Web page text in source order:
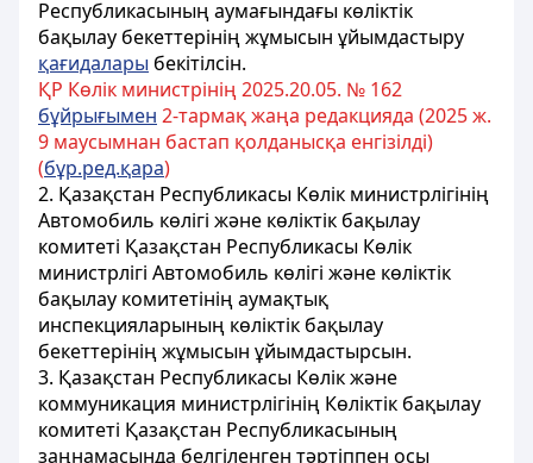
Республикасының аумағындағы көліктік
бақылау бекеттерінің жұмысын ұйымдастыру
қағидалары бекітілсін.
ҚР Көлік министрінің 2025.20.05. № 162
бұйрығымен 2-тармақ жаңа редакцияда (2025 ж.
9 маусымнан бастап қолданысқа енгізілді)
(бұр.ред.қара)
2. Қазақстан Республикасы Көлік министрлігінің
Автомобиль көлігі және көліктік бақылау
комитеті Қазақстан Республикасы Көлік
министрлігі Автомобиль көлігі және көліктік
бақылау комитетінің аумақтық
инспекцияларының көліктік бақылау
бекеттерінің жұмысын ұйымдастырсын.
3. Қазақстан Республикасы Көлік және
коммуникация министрлігінің Көліктік бақылау
комитеті Қазақстан Республикасының
заңнамасында белгіленген тәртіппен осы